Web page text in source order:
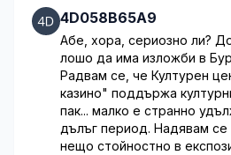
4D058B65A9
Абе, хора, сериозно ли?
лошо да има изложби в
Радвам се, че Културен
казино" поддържа
пак... малко е странно
дълъг период. Надявам се
нещо стойностно в